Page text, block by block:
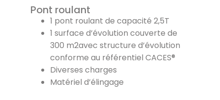
Pont roulant
1 pont roulant de capacité 2,5T
1 surface d’évolution couverte de
300 m2avec structure d’évolution
conforme au référentiel CACES®
Diverses charges
Matériel d’élingage